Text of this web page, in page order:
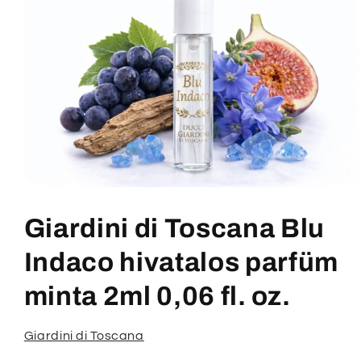
megnyitása
a
modális
párbeszédpanelen
Giardini di Toscana Blu
Indaco hivatalos parfüm
minta 2ml 0,06 fl. oz.
Giardini di Toscana